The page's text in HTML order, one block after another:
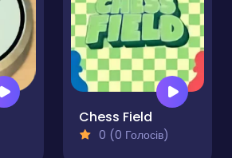
Chess Field
0 (0 Голосів)